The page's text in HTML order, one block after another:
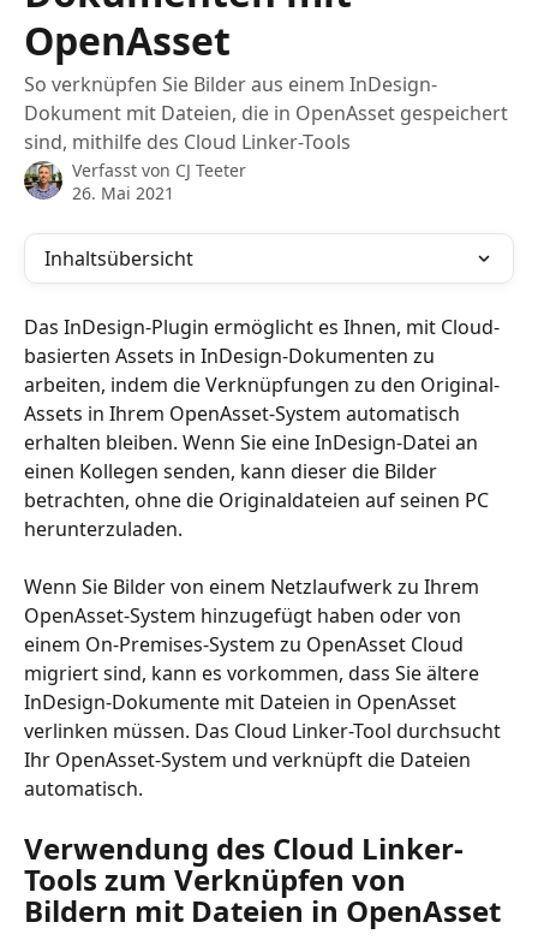
OpenAsset
So verknüpfen Sie Bilder aus einem InDesign-
Dokument mit Dateien, die in OpenAsset gespeichert
sind, mithilfe des Cloud Linker-Tools
Verfasst von CJ Teeter
26. Mai 2021
Inhaltsübersicht
Das InDesign-Plugin ermöglicht es Ihnen, mit Cloud-
basierten Assets in InDesign-Dokumenten zu
arbeiten, indem die Verknüpfungen zu den Original-
Assets in Ihrem OpenAsset-System automatisch
erhalten bleiben. Wenn Sie eine InDesign-Datei an
einen Kollegen senden, kann dieser die Bilder
betrachten, ohne die Originaldateien auf seinen PC
herunterzuladen.
Wenn Sie Bilder von einem Netzlaufwerk zu Ihrem
OpenAsset-System hinzugefügt haben oder von
einem On-Premises-System zu OpenAsset Cloud
migriert sind, kann es vorkommen, dass Sie ältere
InDesign-Dokumente mit Dateien in OpenAsset
verlinken müssen. Das Cloud Linker-Tool durchsucht
Ihr OpenAsset-System und verknüpft die Dateien
automatisch.
Verwendung des Cloud Linker-
Tools zum Verknüpfen von
Bildern mit Dateien in OpenAsset